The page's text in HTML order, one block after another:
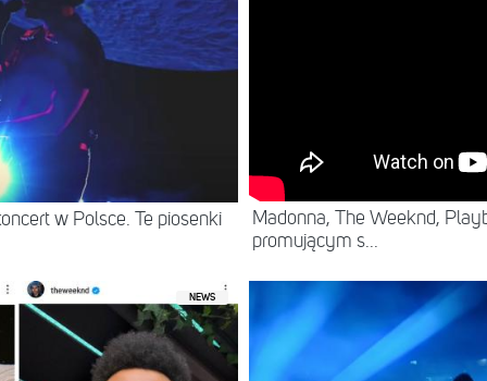
w Polsce. Te piosenki
Madonna, The Weeknd,
promującym s...
NEWS